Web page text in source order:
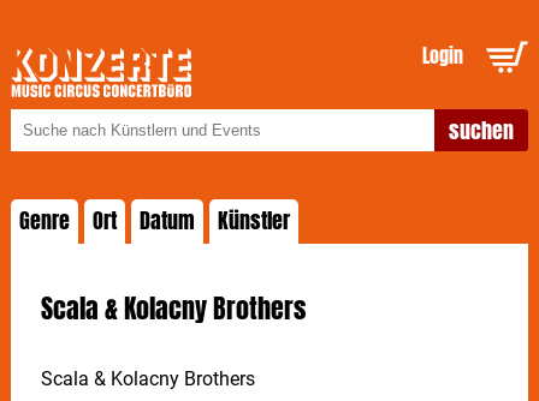
Login
Genre Ort Datum Künstler
Scala & Kolacny Brothers
Scala & Kolacny Brothers